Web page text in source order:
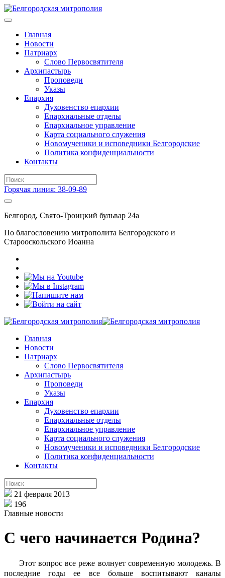
Главная
Новости
Патриарх
Слово Первосвятителя
Архипастырь
Проповеди
Указы
Епархия
Духовенство епархии
Епархиальные отделы
Епархиальное управление
Карта социального служения
Новомученики и исповедники Белгородские
Политика конфиденциальности
Контакты
Горячая линия: 38-09-89
Белгород, Свято-Троицкий бульвар 24а
По благословению митрополита Белгородского и
Старооскольского Иоанна
Главная
Новости
Патриарх
Слово Первосвятителя
Архипастырь
Проповеди
Указы
Епархия
Духовенство епархии
Епархиальные отделы
Епархиальное управление
Карта социального служения
Новомученики и исповедники Белгородские
Политика конфиденциальности
Контакты
21 февраля 2013
196
Главные новости
С чего начинается Родина?
Этот вопрос все реже волнует современную молодежь. В
последние годы ее все больше воспитывают каналы